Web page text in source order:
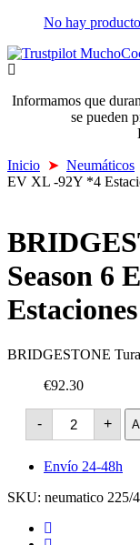
No hay
Informamos que
se pueden
Inicio ➤ Neumáticos
EV XL -92Y *4
Season 6
Estaciones
BRIDGESTONE
€92.30
-
Turanza
All
Season
6
XL
+
Envío 24-48h
SKU: neumatico 225/